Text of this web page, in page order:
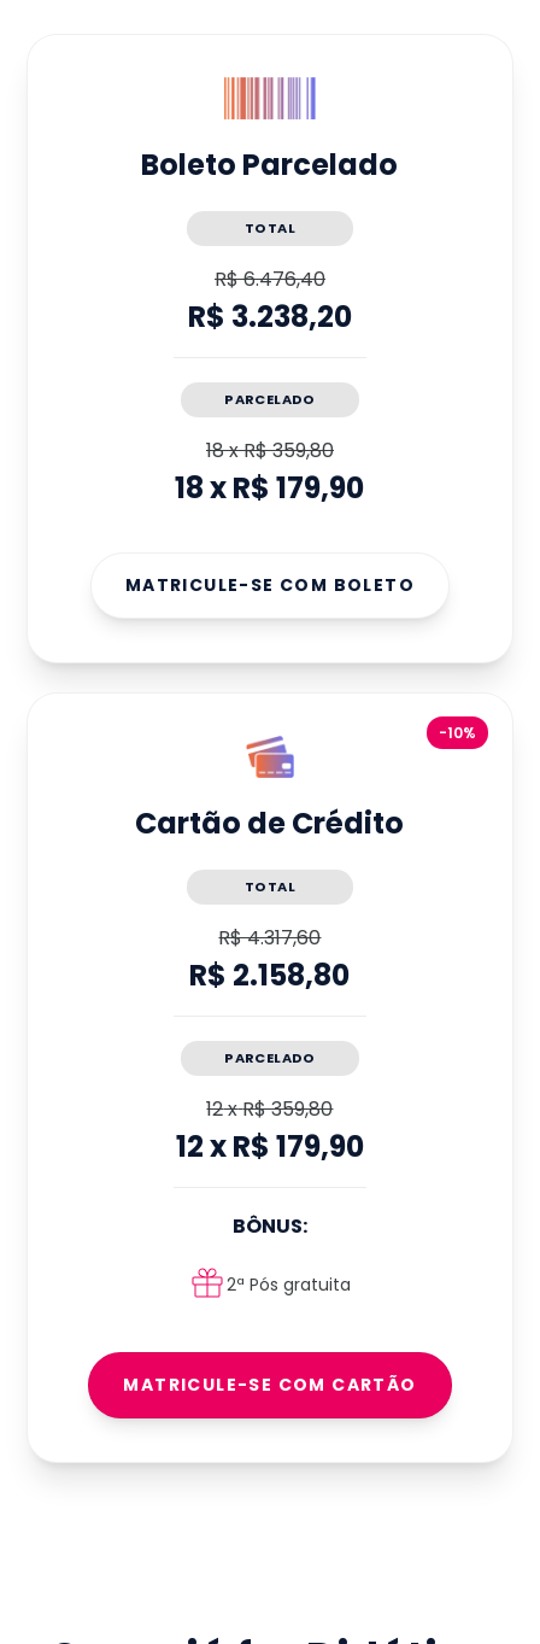
Boleto Parcelado
TOTAL
R$ 6.476,40
R$ 3.238,20
PARCELADO
18xR$ 359,80
18xR$ 179,90
MATRICULE-SE COM BOLETO
-10%
Cartão de Crédito
TOTAL
R$ 4.317,60
R$ 2.158,80
PARCELADO
12xR$ 359,80
12xR$ 179,90
BÔNUS:
2ª Pós gratuita
MATRICULE-SE COM CARTÃO